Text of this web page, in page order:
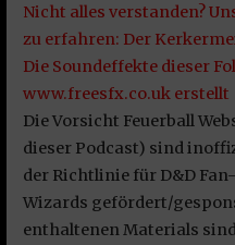
Nicht alles verstanden?
zu erfahren: Der
Die Soundeffekte dieser
www.freesfx.co.uk erstellt
Die Vorsicht Feuerball
dieser Podcast) sind
der Richtlinie für D&D
Wizards gefördert/
enthaltenen Materials